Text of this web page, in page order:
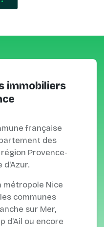
immobiliers
française
des
Provence-
d'Azur.
métropole Nice
communes
sur Mer,
d'Ail ou encore